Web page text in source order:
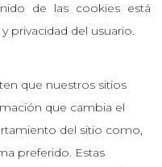
de las cookies está
privacidad del usuario.
que nuestros sitios
que cambia el
del sitio como,
preferido. Estas